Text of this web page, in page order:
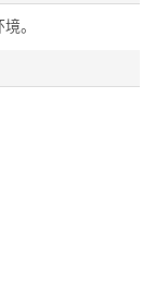
。